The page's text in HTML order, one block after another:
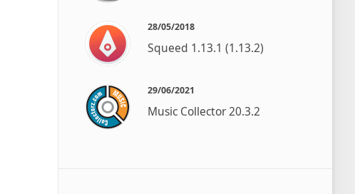
28/05/2018
Squeed 1.13.1 (1.13.2)
29/06/2021
Music Collector 20.3.2